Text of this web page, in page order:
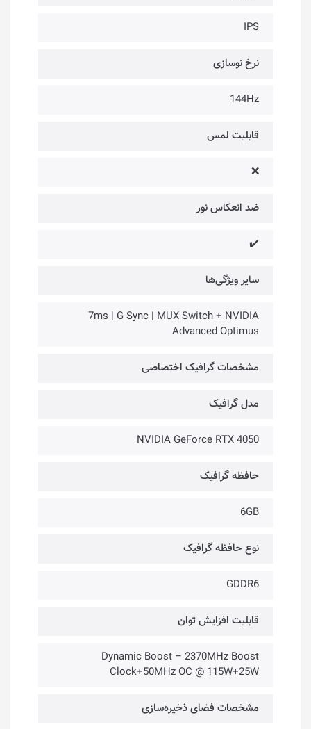
IPS
نرخ نوسازی
144Hz
قابلیت لمس
❌
ضد انعکاس نور
✔️
سایر ویژگی‌ها
7ms | G-Sync | MUX Switch + NVIDIA
Advanced Optimus
مشخصات گرافیک اختصاصی
مدل گرافیک
NVIDIA GeForce RTX 4050
حافظه گرافیک
6GB
نوع حافظه گرافیک
GDDR6
قابلیت افزایش توان
Dynamic Boost – 2370MHz Boost
Clock+50MHz OC @ 115W+25W
مشخصات فضای ذخیره‌سازی